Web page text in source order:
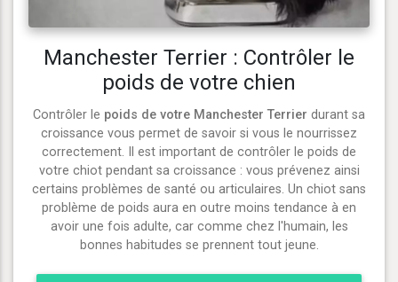
Manchester Terrier : Contrôler le
poids de votre chien
Contrôler le poids de votre Manchester Terrier durant sa
croissance vous permet de savoir si vous le nourrissez
correctement. Il est important de contrôler le poids de
votre chiot pendant sa croissance : vous prévenez ainsi
certains problèmes de santé ou articulaires. Un chiot sans
problème de poids aura en outre moins tendance à en
avoir une fois adulte, car comme chez l'humain, les
bonnes habitudes se prennent tout jeune.